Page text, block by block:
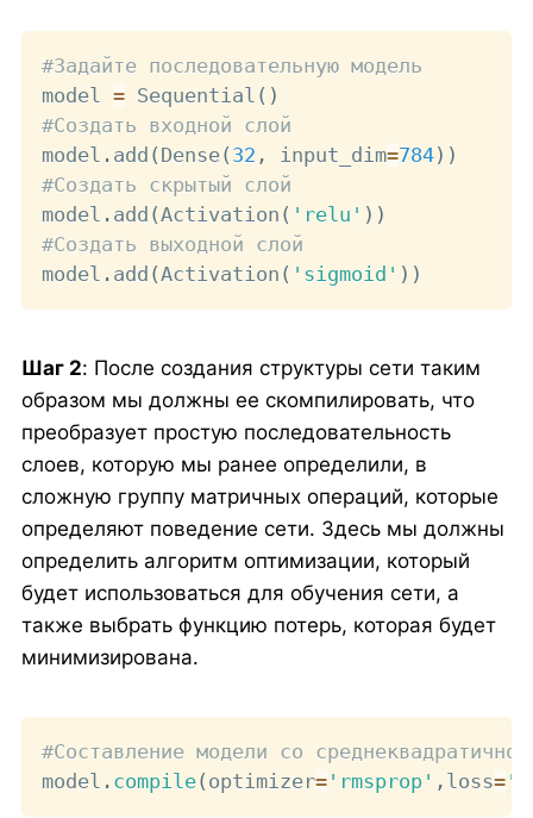
#Задайте последовательную модель
model = Sequential ( )
#Создать входной слой
model . add ( Dense( 32 , input_dim=784) )
#Создать скрытый слой
model . add (Activation ( 'relu' ) )
#Создать выходной слой
model . add (Activation ( 'sigmoid' ) )
Шаг 2: После создания структуры сети таким
образом мы должны ее скомпилировать, что
преобразует простую последовательность
слоев, которую мы ранее определили, в
сложную группу матричных операций, которые
определяют поведение сети. Здесь мы должны
определить алгоритм оптимизации, который
будет использоваться для обучения сети, а
также выбрать функцию потерь, которая будет
минимизирована.
#Составление модели со
model . compile( optimizer='rmsprop' , loss=